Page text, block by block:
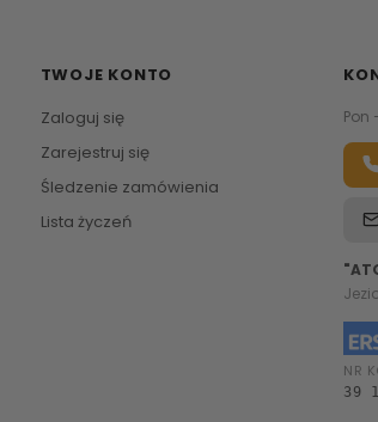
TWOJE KONTO
Zaloguj się
Zarejestruj się
Śledzenie zamówienia
Lista życzeń
Pon
NR
39